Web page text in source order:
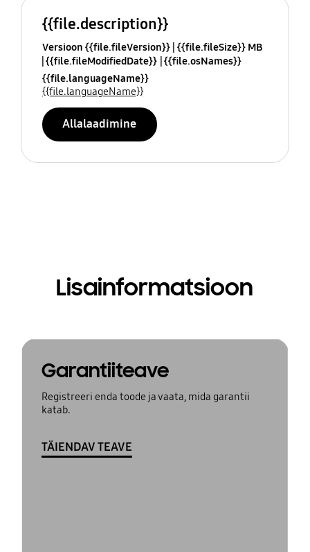
{{file.description}}
Versioon {{file.fileVersion}} {{file.fileSize}} MB
{{file.fileModifiedDate}} {{file.osNames}}
{{file.languageName}}
{{file.languageName}}
Allalaadimine
Lisainformatsioon
Garantiiteave
Registreeri enda toode ja vaata, mida garantii
katab.
TÄIENDAV TEAVE